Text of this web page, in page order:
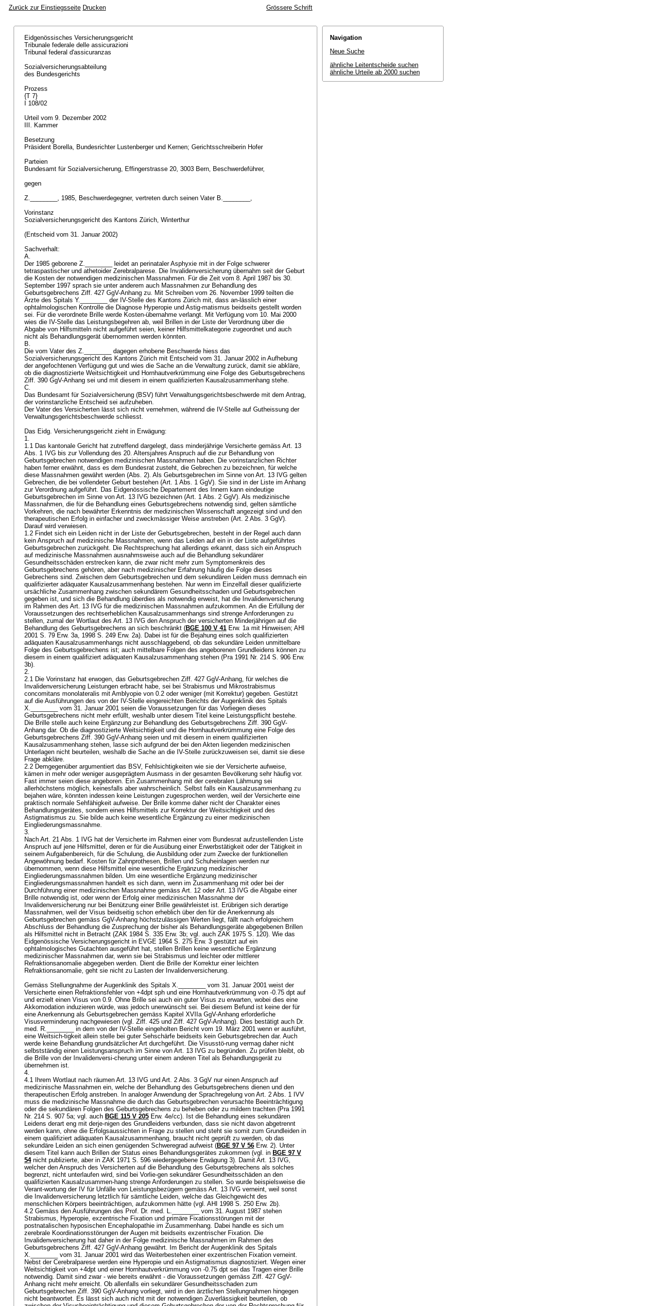
Zurück zur Einstiegsseite Drucken Grössere Schrift
Eidgenössisches Versicherungsgericht
Tribunale federale delle assicurazioni
Tribunal federal d'assicuranzas
Sozialversicherungsabteilung
des Bundesgerichts
Prozess
{T 7}
I 108/02
Urteil vom 9. Dezember 2002
III. Kammer
Besetzung
Präsident Borella, Bundesrichter Lustenberger und Kernen; Gerichtsschreiberin Hofer
Parteien
Bundesamt für Sozialversicherung, Effingerstrasse 20, 3003 Bern, Beschwerdeführer,
gegen
Z.________, 1985, Beschwerdegegner, vertreten durch seinen Vater B.________,
Vorinstanz
Sozialversicherungsgericht des Kantons Zürich, Winterthur
(Entscheid vom 31. Januar 2002)
Sachverhalt:
A.
Der 1985 geborene Z.________ leidet an perinataler Asphyxie mit in der Folge schwerer
tetraspastischer und athetoider Zerebralparese. Die Invalidenversicherung übernahm seit der Geburt
die Kosten der notwendigen medizinischen Massnahmen. Für die Zeit vom 8. April 1987 bis 30.
September 1997 sprach sie unter anderem auch Massnahmen zur Behandlung des
Geburtsgebrechens Ziff. 427 GgV-Anhang zu. Mit Schreiben vom 26. November 1999 teilten die
Ärzte des Spitals Y.________ der IV-Stelle des Kantons Zürich mit, dass an-lässlich einer
ophtalmologischen Kontrolle die Diagnose Hyperopie und Astig-matismus beidseits gestellt worden
sei. Für die verordnete Brille werde Kosten-übernahme verlangt. Mit Verfügung vom 10. Mai 2000
wies die IV-Stelle das Leistungsbegehren ab, weil Brillen in der Liste der Verordnung über die
Abgabe von Hilfsmitteln nicht aufgeführt seien, keiner Hilfsmittelkategorie zugeordnet und auch
nicht als Behandlungsgerät übernommen werden könnten.
B.
Die vom Vater des Z.________ dagegen erhobene Beschwerde hiess das
Sozialversicherungsgericht des Kantons Zürich mit Entscheid vom 31. Januar 2002 in Aufhebung
der angefochtenen Verfügung gut und wies die Sache an die Verwaltung zurück, damit sie abkläre,
ob die diagnostizierte Weitsichtigkeit und Hornhautverkrümmung eine Folge des Geburtsgebrechens
Ziff. 390 GgV-Anhang sei und mit diesem in einem qualifizierten Kausalzusammenhang stehe.
C.
Das Bundesamt für Sozialversicherung (BSV) führt Verwaltungsgerichtsbeschwerde mit dem Antrag,
der vorinstanzliche Entscheid sei aufzuheben.
Der Vater des Versicherten lässt sich nicht vernehmen, während die IV-Stelle auf Gutheissung der
Verwaltungsgerichtsbeschwerde schliesst.
Das Eidg. Versicherungsgericht zieht in Erwägung:
1.
1.1 Das kantonale Gericht hat zutreffend dargelegt, dass minderjährige Versicherte gemäss Art. 13
Abs. 1 IVG bis zur Vollendung des 20. Altersjahres Anspruch auf die zur Behandlung von
Geburtsgebrechen notwendigen medizinischen Massnahmen haben. Die vorinstanzlichen Richter
haben ferner erwähnt, dass es dem Bundesrat zusteht, die Gebrechen zu bezeichnen, für welche
diese Massnahmen gewährt werden (Abs. 2). Als Geburtsgebrechen im Sinne von Art. 13 IVG gelten
Gebrechen, die bei vollendeter Geburt bestehen (Art. 1 Abs. 1 GgV). Sie sind in der Liste im Anhang
zur Verordnung aufgeführt. Das Eidgenössische Departement des Innern kann eindeutige
Geburtsgebrechen im Sinne von Art. 13 IVG bezeichnen (Art. 1 Abs. 2 GgV). Als medizinische
Massnahmen, die für die Behandlung eines Geburtsgebrechens notwendig sind, gelten sämtliche
Vorkehren, die nach bewährter Erkenntnis der medizinischen Wissenschaft angezeigt sind und den
therapeutischen Erfolg in einfacher und zweckmässiger Weise anstreben (Art. 2 Abs. 3 GgV).
Darauf wird verwiesen.
1.2 Findet sich ein Leiden nicht in der Liste der Geburtsgebrechen, besteht in der Regel auch dann
kein Anspruch auf medizinische Massnahmen, wenn das Leiden auf ein in der Liste aufgeführtes
Geburtsgebrechen zurückgeht. Die Rechtsprechung hat allerdings erkannt, dass sich ein Anspruch
auf medizinische Massnahmen ausnahmsweise auch auf die Behandlung sekundärer
Gesundheitsschäden erstrecken kann, die zwar nicht mehr zum Symptomenkreis des
Geburtsgebrechens gehören, aber nach medizinischer Erfahrung häufig die Folge dieses
Gebrechens sind. Zwischen dem Geburtsgebrechen und dem sekundären Leiden muss demnach ein
qualifizierter adäquater Kausalzusammenhang bestehen. Nur wenn im Einzelfall dieser qualifizierte
ursächliche Zusammenhang zwischen sekundärem Gesundheitsschaden und Geburtsgebrechen
gegeben ist, und sich die Behandlung überdies als notwendig erweist, hat die Invalidenversicherung
im Rahmen des Art. 13 IVG für die medizinischen Massnahmen aufzukommen. An die Erfüllung der
Voraussetzungen des rechtserheblichen Kausalzusammenhangs sind strenge Anforderungen zu
stellen, zumal der Wortlaut des Art. 13 IVG den Anspruch der versicherten Minderjährigen auf die
Behandlung des Geburtsgebrechens an sich beschränkt (BGE 100 V 41 Erw. 1a mit Hinweisen; AHI
2001 S. 79 Erw. 3a, 1998 S. 249 Erw. 2a). Dabei ist für die Bejahung eines solch qualifizierten
adäquaten Kausalzusammenhangs nicht ausschlaggebend, ob das sekundäre Leiden unmittelbare
Folge des Geburtsgebrechens ist; auch mittelbare Folgen des angeborenen Grundleidens können zu
diesem in einem qualifiziert adäquaten Kausalzusammenhang stehen (Pra 1991 Nr. 214 S. 906 Erw.
3b).
2.
2.1 Die Vorinstanz hat erwogen, das Geburtsgebrechen Ziff. 427 GgV-Anhang, für welches die
Invalidenversicherung Leistungen erbracht habe, sei bei Strabismus und Mikrostrabismus
concomitans monolateralis mit Amblyopie von 0.2 oder weniger (mit Korrektur) gegeben. Gestützt
auf die Ausführungen des von der IV-Stelle eingereichten Berichts der Augenklinik des Spitals
X.________ vom 31. Januar 2001 seien die Voraussetzungen für das Vorliegen dieses
Geburtsgebrechens nicht mehr erfüllt, weshalb unter diesem Titel keine Leistungspflicht bestehe.
Die Brille stelle auch keine Ergänzung zur Behandlung des Geburtsgebrechens Ziff. 390 GgV-
Anhang dar. Ob die diagnostizierte Weitsichtigkeit und die Hornhautverkrümmung eine Folge des
Geburtsgebrechens Ziff. 390 GgV-Anhang seien und mit diesem in einem qualifizierten
Kausalzusammenhang stehen, lasse sich aufgrund der bei den Akten liegenden medizinischen
Unterlagen nicht beurteilen, weshalb die Sache an die IV-Stelle zurückzuweisen sei, damit sie diese
Frage abkläre.
2.2 Demgegenüber argumentiert das BSV, Fehlsichtigkeiten wie sie der Versicherte aufweise,
kämen in mehr oder weniger ausgeprägtem Ausmass in der gesamten Bevölkerung sehr häufig vor.
Fast immer seien diese angeboren. Ein Zusammenhang mit der cerebralen Lähmung sei
allerhöchstens möglich, keinesfalls aber wahrscheinlich. Selbst falls ein Kausalzusammenhang zu
bejahen wäre, könnten indessen keine Leistungen zugesprochen werden, weil der Versicherte eine
praktisch normale Sehfähigkeit aufweise. Der Brille komme daher nicht der Charakter eines
Behandlungsgerätes, sondern eines Hilfsmittels zur Korrektur der Weitsichtigkeit und des
Astigmatismus zu. Sie bilde auch keine wesentliche Ergänzung zu einer medizinischen
Eingliederungsmassnahme.
3.
Nach Art. 21 Abs. 1 IVG hat der Versicherte im Rahmen einer vom Bundesrat aufzustellenden Liste
Anspruch auf jene Hilfsmittel, deren er für die Ausübung einer Erwerbstätigkeit oder der Tätigkeit in
seinem Aufgabenbereich, für die Schulung, die Ausbildung oder zum Zwecke der funktionellen
Angewöhnung bedarf. Kosten für Zahnprothesen, Brillen und Schuheinlagen werden nur
übernommen, wenn diese Hilfsmittel eine wesentliche Ergänzung medizinischer
Eingliederungsmassnahmen bilden. Um eine wesentliche Ergänzung medizinischer
Eingliederungsmassnahmen handelt es sich dann, wenn im Zusammenhang mit oder bei der
Durchführung einer medizinischen Massnahme gemäss Art. 12 oderArt. 13 IVG die Abgabe einer
Brille notwendig ist, oder wenn der Erfolg einer medizinischen Massnahme der
Invalidenversicherung nur bei Benützung einer Brille gewährleistet ist. Erübrigen sich derartige
Massnahmen, weil der Visus beidseitig schon erheblich über den für die Anerkennung als
Geburtsgebrechen gemäss GgV-Anhang höchstzulässigen Werten liegt, fällt nach erfolgreichem
Abschluss der Behandlung die Zusprechung der bisher als Behandlungsgeräte abgegebenen Brillen
als Hilfsmittel nicht in Betracht (ZAK 1984 S. 335 Erw. 3b; vgl. auch ZAK 1975 S. 120). Wie das
Eidgenössische Versicherungsgericht in EVGE 1964 S. 275 Erw. 3 gestützt auf ein
ophtalmologisches Gutachten ausgeführt hat, stellen Brillen keine wesentliche Ergänzung
medizinischer Massnahmen dar, wenn sie bei Strabismus und leichter oder mittlerer
Refraktionsanomalie abgegeben werden. Dient die Brille der Korrektur einer leichten
Refraktionsanomalie, geht sie nicht zu Lasten der Invalidenversicherung.
Gemäss Stellungnahme der Augenklinik des Spitals X.________ vom 31. Januar 2001 weist der
Versicherte einen Refraktionsfehler von +4dpt sph und eine Hornhautverkrümmung von -0.75 dpt auf
und erzielt einen Visus von 0.9. Ohne Brille sei auch ein guter Visus zu erwarten, wobei dies eine
Akkomodation induzieren würde, was jedoch unerwünscht sei. Bei diesem Befund ist keine der für
eine Anerkennung als Geburtsgebrechen gemäss Kapitel XVIIa GgV-Anhang erforderliche
Visusverminderung nachgewiesen (vgl. Ziff. 425 und Ziff. 427 GgV-Anhang). Dies bestätigt auch Dr.
med. R.________ in dem von der IV-Stelle eingeholten Bericht vom 19. März 2001 wenn er ausführt,
eine Weitsich-tigkeit allein stelle bei guter Sehschärfe beidseits kein Geburtsgebrechen dar. Auch
werde keine Behandlung grundsätzlicher Art durchgeführt. Die Visusstö-rung vermag daher nicht
selbstständig einen Leistungsanspruch im Sinne von Art. 13 IVG zu begründen. Zu prüfen bleibt, ob
die Brille von der Invalidenversi-cherung unter einem anderen Titel als Behandlungsgerät zu
übernehmen ist.
4.
4.1 Ihrem Wortlaut nach räumen Art. 13 IVG und Art. 2 Abs. 3 GgV nur einen Anspruch auf
medizinische Massnahmen ein, welche der Behandlung des Geburtsgebrechens dienen und den
therapeutischen Erfolg anstreben. In analoger Anwendung der Sprachregelung von Art. 2 Abs. 1 IVV
muss die medizinische Massnahme die durch das Geburtsgebrechen verursachte Beeinträchtigung
oder die sekundären Folgen des Geburtsgebrechens zu beheben oder zu mildern trachten (Pra 1991
Nr. 214 S. 907 5a; vgl. auch BGE 115 V 205 Erw. 4e/cc). Ist die Behandlung eines sekundären
Leidens derart eng mit derje-nigen des Grundleidens verbunden, dass sie nicht davon abgetrennt
werden kann, ohne die Erfolgsaussichten in Frage zu stellen und steht sie somit zum Grundleiden in
einem qualifiziert adäquaten Kausalzusammenhang, braucht nicht geprüft zu werden, ob das
sekundäre Leiden an sich einen genügenden Schweregrad aufweist (BGE 97 V 56 Erw. 2). Unter
diesem Titel kann auch Brillen der Status eines Behandlungsgerätes zukommen (vgl. in BGE 97 V
54nicht publizierte, aber in ZAK 1971 S. 596 wiedergegebene Erwägung 3). Damit Art. 13 IVG,
welcher den Anspruch des Versicherten auf die Behandlung des Geburtsgebrechens als solches
begrenzt, nicht unterlaufen wird, sind bei Vorlie-gen sekundärer Gesundheitsschäden an den
qualifizierten Kausalzusammen-hang strenge Anforderungen zu stellen. So wurde beispielsweise die
Verant-wortung der IV für Unfälle von Leistungsbezügern gemäss Art. 13 IVG verneint, weil sonst
die Invalidenversicherung letztlich für sämtliche Leiden, welche das Gleichgewicht des
menschlichen Körpers beeinträchtigen, aufzukommen hätte (vgl. AHI 1998 S. 250 Erw. 2b).
4.2 Gemäss den Ausführungen des Prof. Dr. med. L.________ vom 31. August 1987 stehen
Strabismus, Hyperopie, exzentrische Fixation und primäre Fixationsstörungen mit der
postnatalischen hyposischen Encephalopathie im Zusammenhang. Dabei handle es sich um
zerebrale Koordinationsstörungen der Augen mit beidseits exzentrischer Fixation. Die
Invalidenversicherung hat daher in der Folge medizinische Massnahmen im Rahmen des
Geburtsgebrechens Ziff. 427 GgV-Anhang gewährt. Im Bericht der Augenklinik des Spitals
X.________ vom 31. Januar 2001 wird das Weiterbestehen einer exzentrischen Fixation verneint.
Nebst der Cerebralparese werden eine Hyperopie und ein Astigmatismus diagnostiziert. Wegen einer
Weitsichtigkeit von +4dpt und einer Hornhautverkrümmung von -0.75 dpt sei das Tragen einer Brille
notwendig. Damit sind zwar - wie bereits erwähnt - die Voraussetzungen gemäss Ziff. 427 GgV-
Anhang nicht mehr erreicht. Ob allenfalls ein sekundärer Gesundheitsschaden zum
Geburtsgebrechen Ziff. 390 GgV-Anhang vorliegt, wird in den ärztlichen Stellungnahmen hingegen
nicht beantwortet. Es lässt sich auch nicht mit der notwendigen Zuverlässigkeit beurteilen, ob
Navigation
Neue Suche
ähnliche Leitentscheide suchen
ähnliche Urteile ab 2000 suchen